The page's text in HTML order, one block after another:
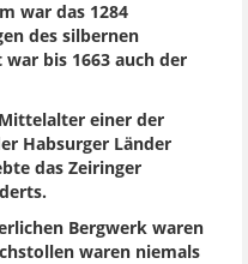
war das 1284
des silbernen
war bis 1663 auch der
einer der
Habsurger Länder
das Zeiringer
Bergwerk waren
waren niemals